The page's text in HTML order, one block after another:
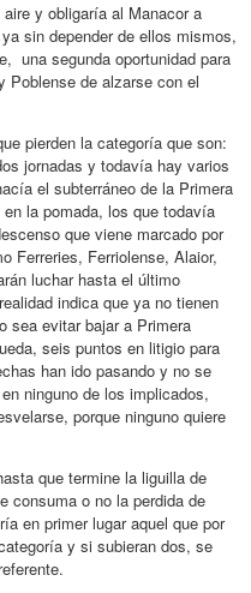
y obligaría al Manacor a
sin depender de ellos mismos,
una segunda oportunidad para
Poblense de alzarse con el
pierden la categoría que son:
jornadas y todavía hay varios
el subterráneo de la Primera
la pomada, los que todavía
que viene marcado por
Ferreries, Ferriolense, Alaior,
luchar hasta el último
indica que ya no tienen
sea evitar bajar a Primera
seis puntos en litigio para
han ido pasando y no se
ninguno de los implicados,
porque ninguno quiere
que termine la liguilla de
consuma o no la perdida de
en primer lugar aquel que por
y si subieran dos, se